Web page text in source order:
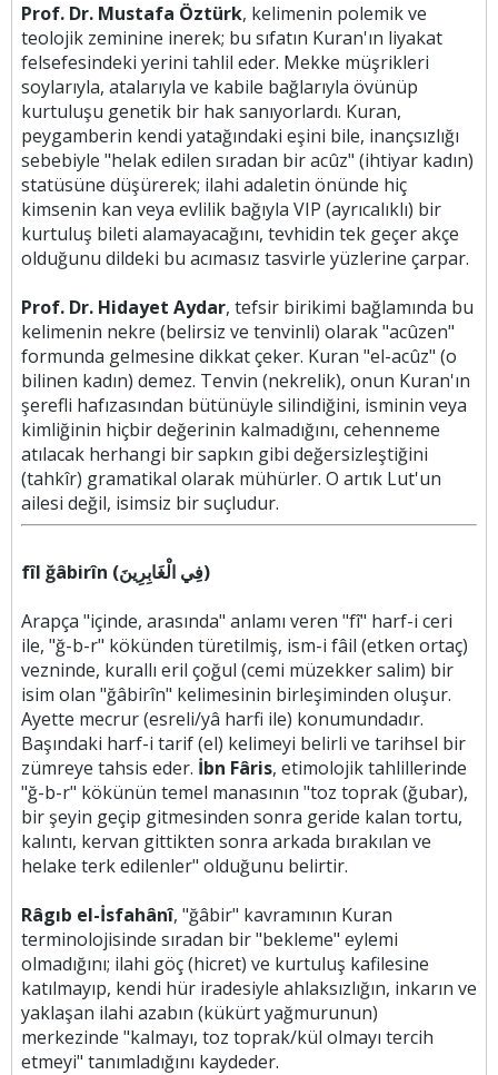
Prof. Dr. Mustafa Öztürk, kelimenin polemik ve
teolojik zeminine inerek; bu sıfatın Kuran'ın liyakat
felsefesindeki yerini tahlil eder. Mekke müşrikleri
soylarıyla, atalarıyla ve kabile bağlarıyla övünüp
kurtuluşu genetik bir hak sanıyorlardı. Kuran,
peygamberin kendi yatağındaki eşini bile, inançsızlığı
sebebiyle "helak edilen sıradan bir acûz" (ihtiyar kadın)
statüsüne düşürerek; ilahi adaletin önünde hiç
kimsenin kan veya evlilik bağıyla VIP (ayrıcalıklı) bir
kurtuluş bileti alamayacağını, tevhidin tek geçer akçe
olduğunu dildeki bu acımasız tasvirle yüzlerine çarpar.
Prof. Dr. Hidayet Aydar, tefsir birikimi bağlamında bu
kelimenin nekre (belirsiz ve tenvinli) olarak "acûzen"
formunda gelmesine dikkat çeker. Kuran "el-acûz" (o
bilinen kadın) demez. Tenvin (nekrelik), onun Kuran'ın
şerefli hafızasından bütünüyle silindiğini, isminin veya
kimliğinin hiçbir değerinin kalmadığını, cehenneme
atılacak herhangi bir sapkın gibi değersizleştiğini
(tahkîr) gramatikal olarak mühürler. O artık Lut'un
ailesi değil, isimsiz bir suçludur.
fîl ğâbirîn (فِي الْغَابِرِينَ)
Arapça "içinde, arasında" anlamı veren "fî" harf-i ceri
ile, "ğ-b-r" kökünden türetilmiş, ism-i fâil (etken ortaç)
vezninde, kurallı eril çoğul (cemi müzekker salim) bir
isim olan "ğâbirîn" kelimesinin birleşiminden oluşur.
Ayette mecrur (esreli/yâ harfi ile) konumundadır.
Başındaki harf-i tarif (el) kelimeyi belirli ve tarihsel bir
zümreye tahsis eder. İbn Fâris, etimolojik tahlillerinde
"ğ-b-r" kökünün temel manasının "toz toprak (ğubar),
bir şeyin geçip gitmesinden sonra geride kalan tortu,
kalıntı, kervan gittikten sonra arkada bırakılan ve
helake terk edilenler" olduğunu belirtir.
Râgıb el-İsfahânî, "ğâbir" kavramının Kuran
terminolojisinde sıradan bir "bekleme" eylemi
olmadığını; ilahi göç (hicret) ve kurtuluş kafilesine
katılmayıp, kendi hür iradesiyle ahlaksızlığın, inkarın ve
yaklaşan ilahi azabın (kükürt yağmurunun)
merkezinde "kalmayı, toz toprak/kül olmayı tercih
etmeyi" tanımladığını kaydeder.